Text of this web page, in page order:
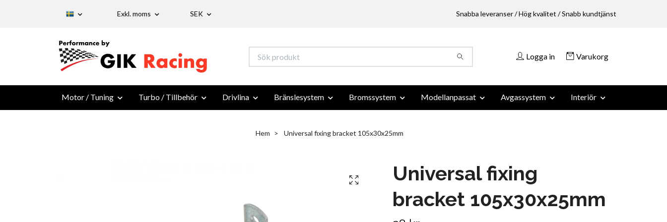
Exkl. moms SEK Snabba leveranser / Hög kvalitet / Snabb kundtjänst
Logga in Varukorg
Motor / Tuning Turbo / Tillbehör Drivlina Bränslesystem Bromssystem Modellanpassat Avgassystem Interiör
Hem Universal fixing bracket 105x30x25mm
Universal fixing
bracket 105x30x25mm